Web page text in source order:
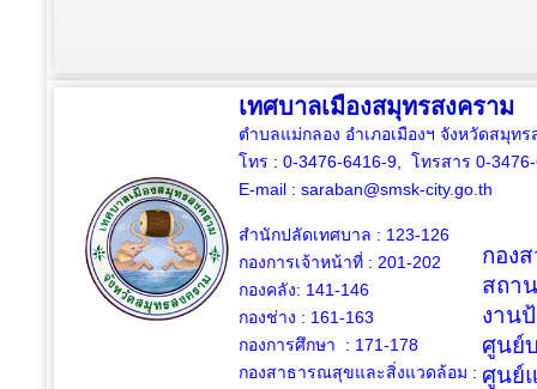
เทศบาลเมืองสมุทรสงคราม
ตำบลแม่กลอง อำเภอเมืองฯ จังหวัดสมุท
โทร : 0-3476-6416-9, โทรสาร 0-
E-mail : saraban@smsk-city.go.th
สำนักปลัดเทศบาล : 123-126
กองการเจ้าหน้าที่ : 201-202
กองคลัง: 141-146
กองช่าง : 161-163
กองการศึกษา : 171-178
กองสาธารณสุขและสิ่งแวดล้อม :
กอง
สถา
งาน
ศูนย์
ศูนย์